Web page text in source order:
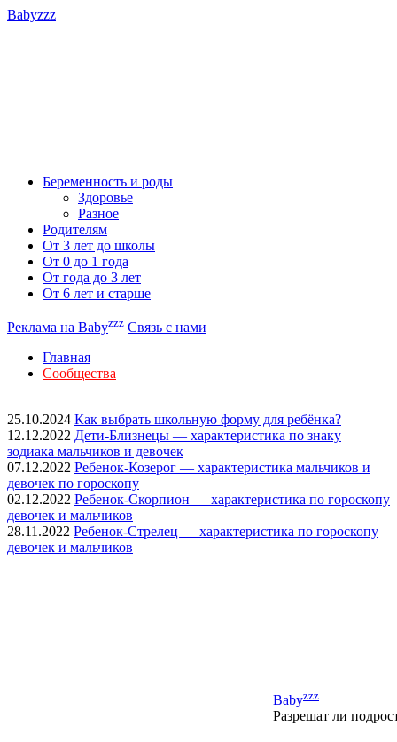
Babyzzz
Беременность и роды
Здоровье
Разное
Родителям
От 3 лет до школы
От 0 до 1 года
От года до 3 лет
От 6 лет и старше
Реклама на Babyzzz Связь с нами
Главная
Сообщества
25.10.2024 Как выбрать школьную форму для ребёнка?
12.12.2022 Дети-Близнецы — характеристика по знаку
зодиака мальчиков и девочек
07.12.2022 Ребенок-Козерог — характеристика мальчиков и
девочек по гороскопу
02.12.2022 Ребенок-Скорпион — характеристика по гороскопу
девочек и мальчиков
28.11.2022 Ребенок-Стрелец — характеристика по гороскопу
девочек и мальчиков
Babyzzz
Разрешат ли